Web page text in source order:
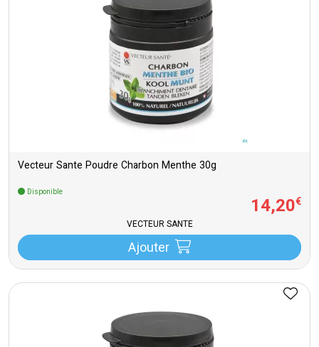
Vecteur Sante Poudre Charbon Menthe 30g
Disponible
14,20€
VECTEUR SANTÉ
Ajouter